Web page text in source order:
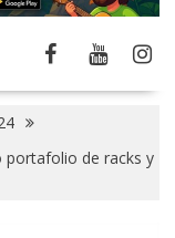
portafolio de racks y